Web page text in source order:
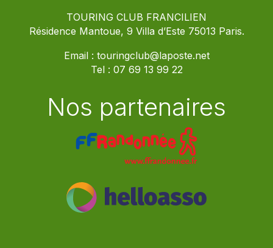
TOURING CLUB FRANCILIEN
Résidence Mantoue, 9 Villa d’Este 75013 Paris.
Email : touringclub@laposte.net
Tel : 07 69 13 99 22
Nos partenaires